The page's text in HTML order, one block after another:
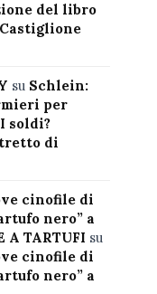
del libro
su Schlein:
per
soldi?
di
cinofile di
nero” a
A TARTUFI su
cinofile di
nero” a